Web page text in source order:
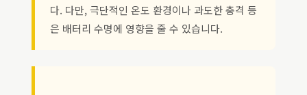
다. 다만, 극단적인 온도 환경이나 과도한 충격 등
은 배터리 수명에 영향을 줄 수 있습니다.